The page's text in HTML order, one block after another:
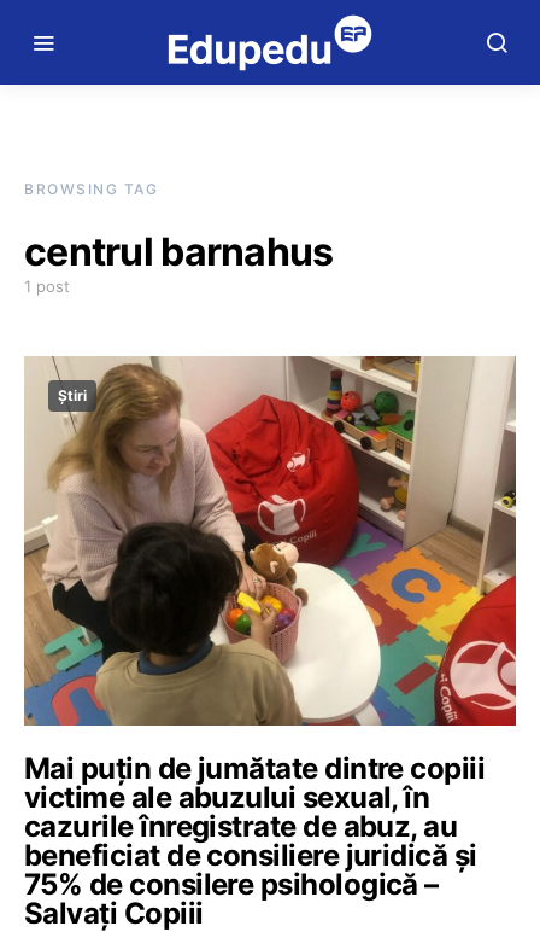
BROWSING TAG
centrul barnahus
1 post
Știri
Mai puțin de jumătate dintre copiii
victime ale abuzului sexual, în
cazurile înregistrate de abuz, au
beneficiat de consiliere juridică și
75% de consilere psihologică –
Salvați Copiii